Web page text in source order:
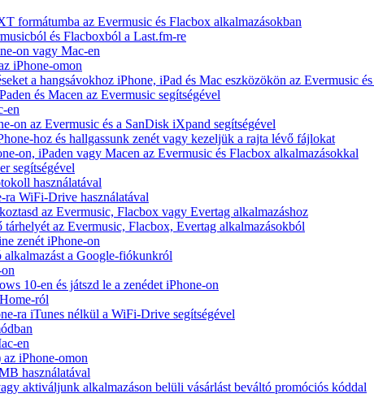
formátumba az Evermusic és Flacbox alkalmazásokban
és Flacboxból a Last.fm-re
on vagy Mac-en
iPhone-omon
a hangsávokhoz iPhone, iPad és Mac eszközökön az Evermusic
és Macen az Evermusic segítségével
en
on az Evermusic és a SanDisk iXpand segítségével
hoz és hallgassunk zenét vagy kezeljük a rajta lévő fájlokat
on, iPaden vagy Macen az Evermusic és Flacbox alkalmazásokkal
segítségével
használatával
WiFi-Drive használatával
az Evermusic, Flacbox vagy Evertag alkalmazáshoz
az Evermusic, Flacbox, Evertag alkalmazásokból
zenét iPhone-on
a Google-fiókunkról
10-en és játszd le a zenédet iPhone-on
ról
ra iTunes nélkül a WiFi-Drive segítségével
en
iPhone-omon
használatával
aktiváljunk alkalmazáson belüli vásárlást beváltó promóciós kóddal